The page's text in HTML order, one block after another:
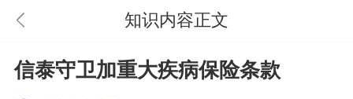
知识内容正文
信泰守卫加重大疾病保险条款